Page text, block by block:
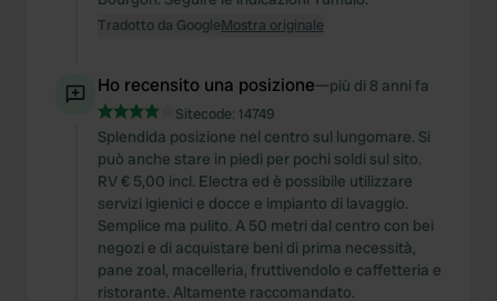
Tradotto da GoogleMostra originale
Ho recensito una posizione—più di 8 anni fa
Sitecode: 14749
Splendida posizione nel centro sul lungomare. Si
può anche stare in piedi per pochi soldi sul sito.
RV € 5,00 incl. Electra ed è possibile utilizzare
servizi igienici e docce e impianto di lavaggio.
Semplice ma pulito. A 50 metri dal centro con bei
negozi e di acquistare beni di prima necessità,
pane zoal, macelleria, fruttivendolo e caffetteria e
ristorante. Altamente raccomandato.